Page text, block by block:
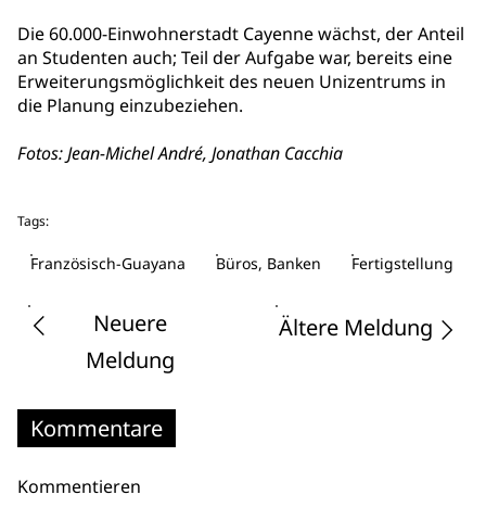
Die 60.000-Einwohnerstadt Cayenne wächst, der Anteil
an Studenten auch; Teil der Aufgabe war, bereits eine
Erweiterungsmöglichkeit des neuen Unizentrums in
die Planung einzubeziehen.
Fotos: Jean-Michel André, Jonathan Cacchia
Tags:
Französisch-Guayana Büros, Banken Fertigstellung
Neuere
Meldung
Ältere Meldung
Kommentare
Kommentieren